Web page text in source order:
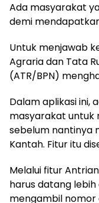
Ada masyarakat
demi
Untuk menjawab
Agrariadan Tata
(ATR/BPN)
Dalamaplikasiini,
masyarakat untuk
sebelum nantinya
Kantah. Fituritu
Melalui fiturAntrian
harusdatang lebih
mengambil nomor